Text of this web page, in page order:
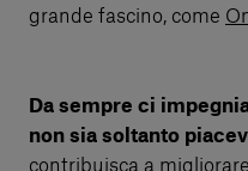
grande fascino, come
Da sempre ci
non sia soltanto
contribuisca a